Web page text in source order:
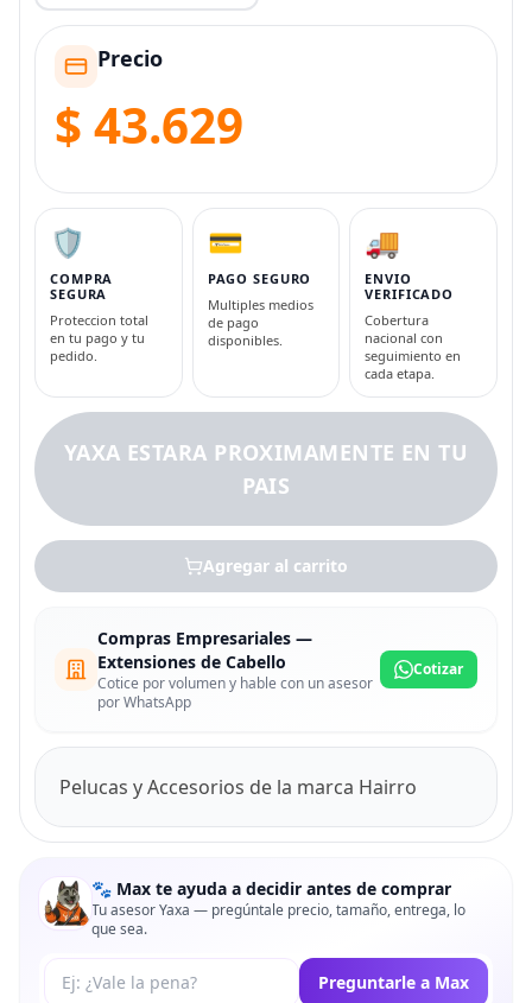
Precio
$ 43.629
🛡️
COMPRA
SEGURA
Proteccion total
en tu pago y tu
pedido.
💳
PAGO SEGURO
Multiples medios
de pago
disponibles.
🚚
ENVIO
VERIFICADO
Cobertura
nacional con
seguimiento en
cada etapa.
YAXA ESTARA PROXIMAMENTE EN TU
PAIS
Agregar al carrito
Compras Empresariales —
Extensiones de Cabello
Cotice por volumen y hable con un asesor
por WhatsApp
Cotizar
Pelucas y Accesorios de la marca Hairro
🐾 Max te ayuda a decidir antes de comprar
Tu asesor Yaxa — pregúntale precio, tamaño, entrega, lo
que sea.
Tu pregunta a Max Preguntarle a Max